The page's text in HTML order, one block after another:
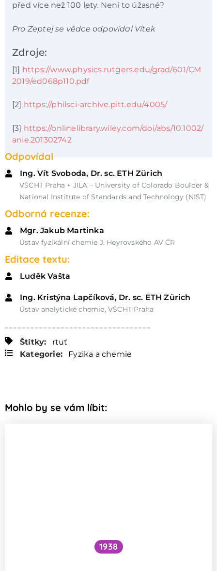
před více než 100 lety. Není to úžasné?
Pro Zeptej se vědce odpovídal Vítek
Zdroje:
[1] https://www.physics.rutgers.edu/grad/601/CM
2019/ed068p110.pdf
[2] https://philsci-archive.pitt.edu/4005/
[3] https://onlinelibrary.wiley.com/doi/abs/10.1002/
anie.201302742
Odpovídal
Ing. Vít Svoboda, Dr. sc. ETH Zürich
VŠCHT Praha + JILA – University of Colorado Boulder &
National Institute of Standards and Technology (NIST)
Odborná recenze:
Mgr. Jakub Martinka
Ústav fyzikální chemie J. Heyrovského AV ČR
Editace textu:
Luděk Vašta
Ing. Kristýna Lapčíková, Dr. sc. ETH Zürich
Ústav analytické chemie, VŠCHT Praha
Štítky:
rtuť
Kategorie:
Fyzika a chemie
Mohlo by se vám líbit:
1938